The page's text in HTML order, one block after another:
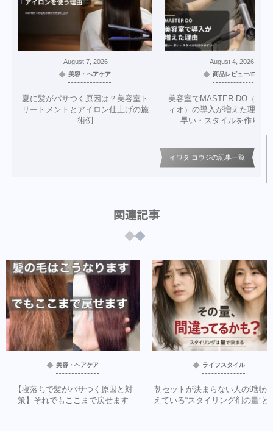
August 7, 2026
美容・ヘアケア
夏に髪がパサつく原因は？美容室ト
リートメントとアイロン仕上げの施
術例
August 4, 2026
商品レビュー/EC
美容室でMASTER DO（マ
ィオ）の導入が増えた理由
早い・スタイルを作りや
イワタ コウジの記事一覧
関連記事
美容・ヘアケア
【寝落ちで髪がパサつく原因と対
策】それでもここまで戻せます
ライフスタイル
朝セットが決まらない人の9割が
えている“スタイリング剤の量”と